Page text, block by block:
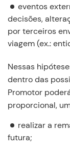
eventos
decisões,
por terceiros
viagem (ex.:
Nessas
dentro das
Promotor
proporcional,
realizar a
futura;